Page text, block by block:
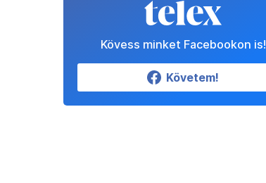
Kövess minket Facebookon is!
Követem!